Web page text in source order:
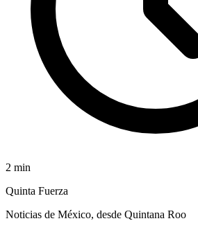
2 min
Quinta Fuerza
Noticias de México, desde Quintana Roo